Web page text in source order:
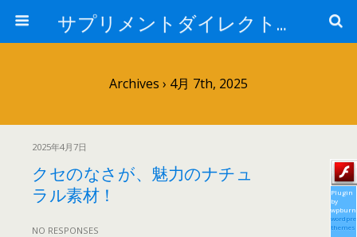
サプリメントダイレクトブログ
Archives › 4月 7th, 2025
2025年4月7日
クセのなさが、魅力のナチュ
ラル素材！
NO RESPONSES
Plugin
by
themes